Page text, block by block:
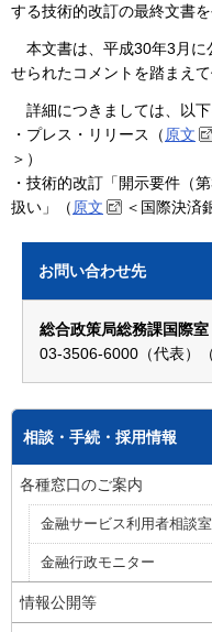
する技術的改訂の最終文書を
本文書は、平成30年3月に
せられたコメントを踏まえ
詳細につきましては、以下
・プレス・リリース（ 原文
＞）
・技術的改訂「開示要件（
扱い」（ 原文 ＜国際決済
お問い合わせ先
総合政策局総務課国際室
03-3506-6000（代表）
相談・手続・採用情報
各種窓口のご案内
金融サービス利用者相談室
金融行政モニター
情報公開等